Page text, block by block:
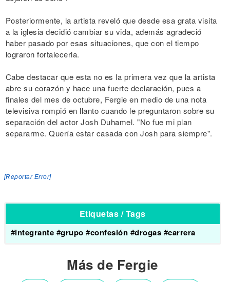
Posteriormente, la artista reveló que desde esa grata visita
a la iglesia decidió cambiar su vida, además agradeció
haber pasado por esas situaciones, que con el tiempo
lograron fortalecerla.
Cabe destacar que esta no es la primera vez que la artista
abre su corazón y hace una fuerte declaración, pues a
finales del mes de octubre, Fergie en medio de una nota
televisiva rompió en llanto cuando le preguntaron sobre su
separación del actor Josh Duhamel. "No fue mi plan
separarme. Quería estar casada con Josh para siempre".
[Reportar Error]
Etiquetas / Tags
#integrante #grupo #confesión #drogas #carrera
Más de Fergie